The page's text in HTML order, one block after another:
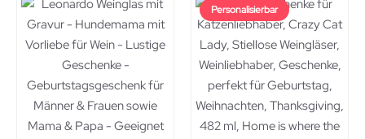
Personalisierbar